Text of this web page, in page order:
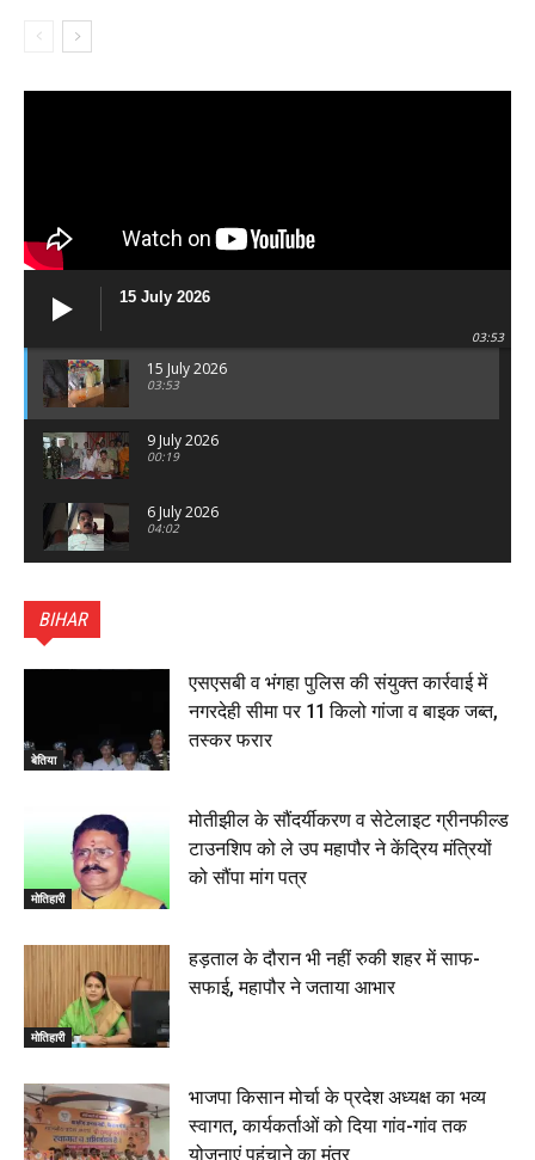
15 July 2026
03:53
15 July 2026
03:53
9 July 2026
00:19
6 July 2026
04:02
का भव्य पथ संचलन, 5 July 2026
बेतिया : मझौलिया में 1.24 क्विंटल गांजा के साथ बोलेरो ज़ब्त, दो
तस्कर गिरफ्तार, 4 July 2026
00:39
रक्सौल : सुरक्षा जॉंच को सोना-चांदी दुकानों का एसडीपीओ और
थानाध्यक्ष ने किया निरीक्षण, 19 June 2026
00:58
बेतिया में सगे भाई ने मां के साथ मिलकर की भाई की हत्या, शव
जलाया, दोनों गिरफ्तार, 14 June 2026
मोतिहारी। NDA सरकार, 12 साल विश्वास के, मीडिया संवाद में
सांसद रधामोहन सिंह, 13 June 2026
02:19
BIHAR
बेतिया
एसएसबी व भंगहा पुलिस की संयुक्त कार्रवाई में
नगरदेही सीमा पर 11 किलो गांजा व बाइक जब्त,
तस्कर फरार
मोतिहारी
मोतीझील के सौंदर्यीकरण व सेटेलाइट ग्रीनफील्ड
टाउनशिप को ले उप महापौर ने केंद्रिय मंत्रियों
को सौंपा मांग पत्र
मोतिहारी
हड़ताल के दौरान भी नहीं रुकी शहर में साफ-
सफाई, महापौर ने जताया आभार
भाजपा किसान मोर्चा के प्रदेश अध्यक्ष का भव्य
स्वागत, कार्यकर्ताओं को दिया गांव-गांव तक
योजनाएं पहुंचाने का मंत्र